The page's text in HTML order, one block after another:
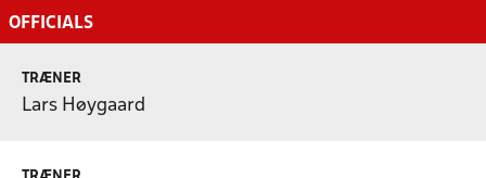
OFFICIALS
TRÆNER
Lars Høygaard